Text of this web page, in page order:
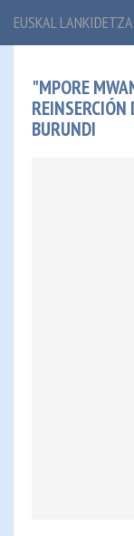
EUSKAL
"MPORE
BURUNDI